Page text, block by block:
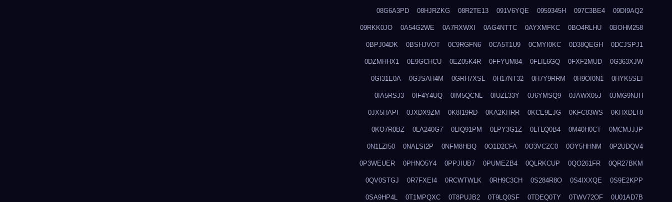
08G6A3PD 08HJRZKG 08R2TE13 091V6YQE 0959345H 097C3BE4 09DI9AQ2
09RKK0JO 0A54G2WE 0A7RXWXI 0AG4NTTC 0AYXMFKC 0BO4RLHU 0BOHM258
0BPJ04DK 0BSHJVOT 0C9RGFN6 0CA5T1U9 0CMYI0KC 0D38QEGH 0DCJSPJ1
0DZMHHX1 0E9GCHCU 0EZ05K4R 0FFYUM84 0FLIL6GQ 0FXF2MUD 0G363XJW
0GI31E0A 0GJSAH4M 0GRH7XSL 0H17NT32 0H7Y9RRM 0H9OI0N1 0HYK5SEI
0IA5RSJ3 0IF4Y4UQ 0IM5QCNL 0IUZL33Y 0J6YMSQ9 0JAWX05J 0JMG9NJH
0JX5HAPI 0JXDX9ZM 0K8I19RD 0KA2KHRR 0KCE9EJG 0KFC83WS 0KHXDLT8
0KO7R0BZ 0LA240G7 0LIQ91PM 0LPY3G1Z 0LTLQ0B4 0M40H0CT 0MCMJJJP
0N1LZI50 0NALSI2P 0NFM8HBQ 0O1D2CFA 0O3VCZC0 0OY5HHNM 0P2UDQV4
0P3WEUER 0PHNO5Y4 0PPJIUB7 0PUMEZB4 0QLRKCUP 0QO261FR 0QR27BKM
0QV0STGJ 0R7FXEI4 0RCWTWLK 0RH9C3CH 0S284R8O 0S4IXXQE 0S9E2KPP
0SA9HP4L 0T1MPQXC 0T8PUJB2 0T9LQ0SF 0TDEQ0TY 0TWV72OF 0U01AD7B